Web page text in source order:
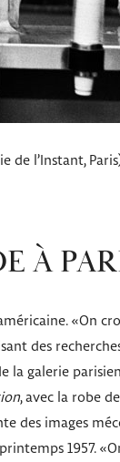
de l’Instant,
À
«On
des
la galerie
, avec la robe
des images
1957.